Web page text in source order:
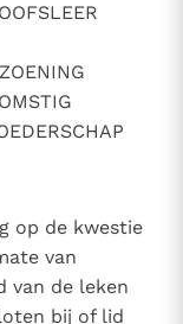
te
en de
op de kwestie
van
van de leken
bij of lid